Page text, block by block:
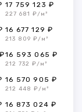
17 759 123 ₽
227 681 ₽/м²
16 677 129 ₽
213 809 ₽/м²
16 593 065 ₽
212 732 ₽/м²
16 570 905 ₽
212 448 ₽/м²
16 873 024 ₽